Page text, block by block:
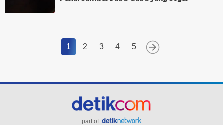
1 2 3 4 5
part of